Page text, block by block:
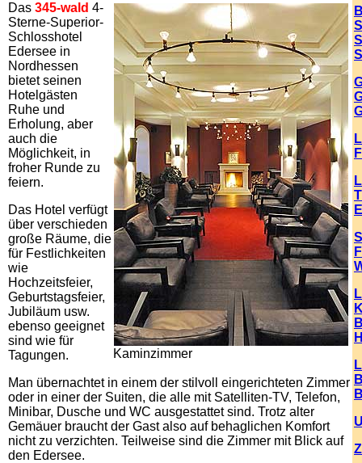
Kaminzimmer
Das 345-wald 4-
Sterne-Superior-
Schlosshotel
Edersee in
Nordhessen
bietet seinen
Hotelgästen
Ruhe und
Erholung, aber
auch die
Möglichkeit, in
froher Runde zu
feiern.
Das Hotel verfügt
über verschieden
große Räume, die
für Festlichkeiten
wie
Hochzeitsfeier,
Geburtstagsfeier,
Jubiläum usw.
ebenso geeignet
sind wie für
Tagungen.
Man übernachtet in einem der stilvoll eingerichteten Zimmer
oder in einer der Suiten, die alle mit Satelliten-TV, Telefon,
Minibar, Dusche und WC ausgestattet sind. Trotz alter
Gemäuer braucht der Gast also auf behaglichen Komfort
nicht zu verzichten. Teilweise sind die Zimmer mit Blick auf
den Edersee.